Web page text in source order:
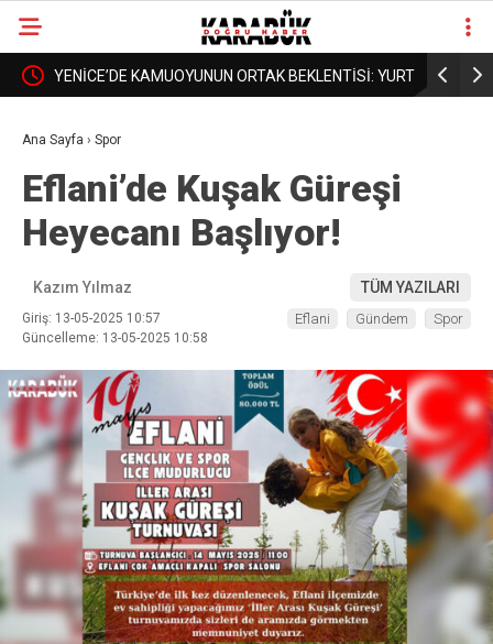
YURT BORDROYA “SAHTE” DEDİLER, GERÇEK MAAŞI
Ana Sayfa › Spor
Eflani’de Kuşak Güreşi
Heyecanı Başlıyor!
Kazım Yılmaz TÜM YAZILARI
Giriş: 13-05-2025 10:57
Güncelleme: 13-05-2025 10:58
Eflani Gündem Spor